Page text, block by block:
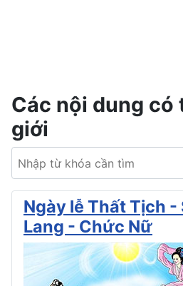
Các nội dung có
giới
Nhập từ khóa cần tìm
Ngày lễ Thất Tịch
Lang - Chức Nữ